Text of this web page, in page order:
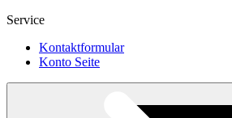
Service
Kontaktformular
Konto Seite